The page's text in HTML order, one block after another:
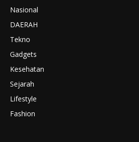
Nasional
DAERAH
Tekno
Gadgets
Kesehatan
Sejarah
Lifestyle
Fashion